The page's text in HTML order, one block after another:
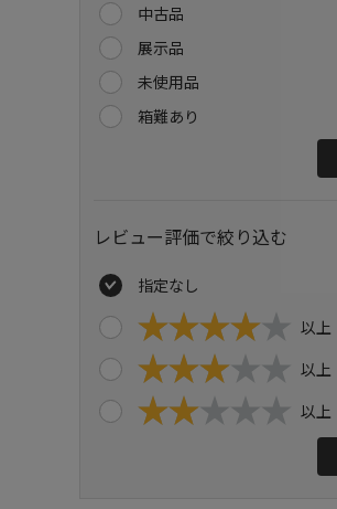
中古品
展示品
未使用品
箱難あり
レビュー評価で絞り込む
指定なし
以上
以上
以上